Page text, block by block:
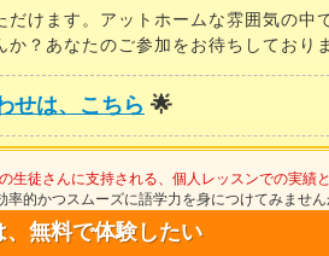
だけます。アットホームな雰囲気の中
か？あなたのご参加をお待ちしており
せは、こちら 🌟
生徒さんに支持される、個人レッスンでの実績
率的かつスムーズに語学力を身につけてみませ
無料で体験したい